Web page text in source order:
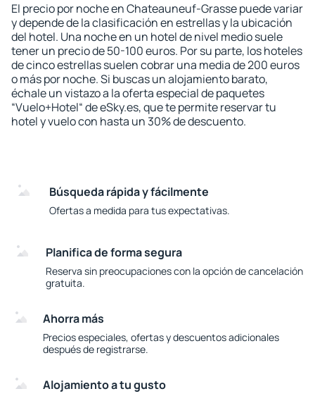
El precio por noche en Chateauneuf-Grasse puede variar
y depende de la clasificación en estrellas y la ubicación
del hotel. Una noche en un hotel de nivel medio suele
tener un precio de 50-100 euros. Por su parte, los hoteles
de cinco estrellas suelen cobrar una media de 200 euros
o más por noche. Si buscas un alojamiento barato,
échale un vistazo a la oferta especial de paquetes
“Vuelo+Hotel“ de eSky.es, que te permite reservar tu
hotel y vuelo con hasta un 30% de descuento.
Búsqueda rápida y fácilmente
Ofertas a medida para tus expectativas.
Planifica de forma segura
Reserva sin preocupaciones con la opción de cancelación
gratuita.
Ahorra más
Precios especiales, ofertas y descuentos adicionales
después de registrarse.
Alojamiento a tu gusto